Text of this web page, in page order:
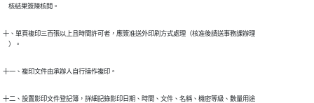
    核結果簽陳核閱。
十、單頁複印三百張以上且時間許可者，應簽准送外印刷方式處理（核准後請送事務課辦理
    ）。
十一、複印文件由承辦人自行操作複印。
十二、設置影印文件登記簿，詳細記錄影印日期、時間、文件、名稱、機密等級、數量用途